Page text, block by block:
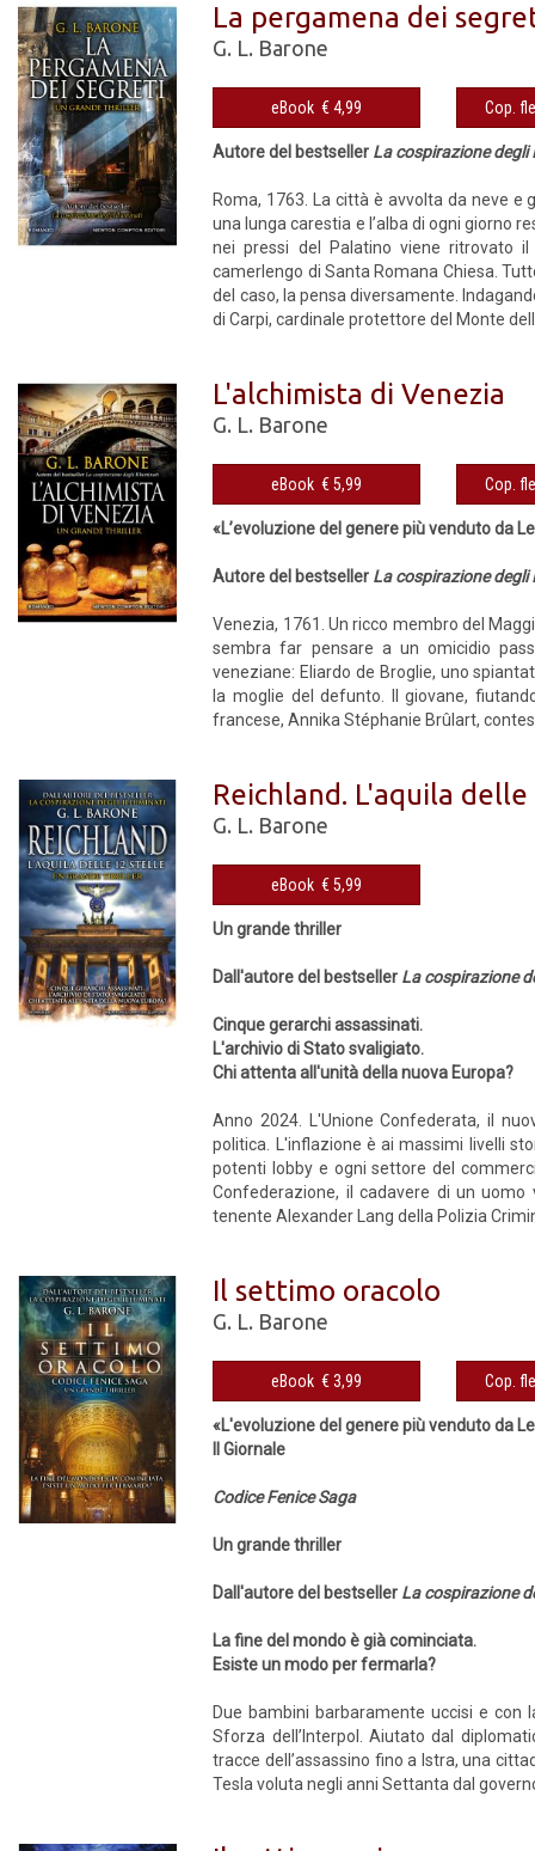
La pergamena dei
G. L. Barone
eBook € 4,99
Autore del bestseller La cospirazione degli
Roma, 1763. La città è avvolta da neve
una lunga carestia e l’alba di ogni giorno
nei pressi del Palatino viene ritrovato il
camerlengo di Santa Romana Chiesa.
del caso, la pensa diversamente.
di Carpi, cardinale protettore del Monte
L'alchimista di Venezia
G. L. Barone
eBook € 5,99
«L’evoluzione del genere più venduto da
Autore del bestseller La cospirazione degli
Venezia, 1761. Un ricco membro del
sembra far pensare a un omicidio
veneziane: Eliardo de Broglie, uno
la moglie del defunto. Il giovane,
francese, Annika Stéphanie Brûlart,
Reichland. L'aquila
G. L. Barone
eBook € 5,99
Un grande thriller
Dall'autore del bestseller La cospirazione
Cinque gerarchi assassinati.
L'archivio di Stato svaligiato.
Chi attenta all'unità della nuova Europa?
Anno 2024. L'Unione Confederata, il
politica. L'inflazione è ai massimi livelli
potenti lobby e ogni settore del
Confederazione, il cadavere di un
tenente Alexander Lang della Polizia
Il settimo oracolo
G. L. Barone
eBook € 3,99
«L'evoluzione del genere più venduto da
Il Giornale
Codice Fenice Saga
Un grande thriller
Dall'autore del bestseller La cospirazione
La fine del mondo è già cominciata.
Esiste un modo per fermarla?
Due bambini barbaramente uccisi e
Sforza dell’Interpol. Aiutato dal
tracce dell’assassino fino a Istra, una
Tesla voluta negli anni Settanta dal